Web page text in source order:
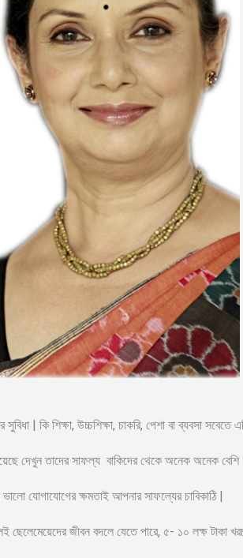
| কি শিক্ষা, উচ্চশিক্ষা, চাকরি, পেশা বা ব্যবসা সবেতে
দেখুন তাদের সাফল্য বাকিদের থেকে অনেক অনেক
যোগাযোগের ক্ষমতাই আপনার সাফল্যের চাবিকাঠি |
ছেলেমেয়েদের জীবন বদলে যেতে পারে, ৫- ১০ লক্ষ